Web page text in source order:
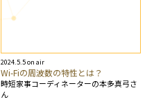
2024.5.5 on air
Wi-Fiの周波数の特性とは？
時短家事コーディネーターの本多真弓さ
ん